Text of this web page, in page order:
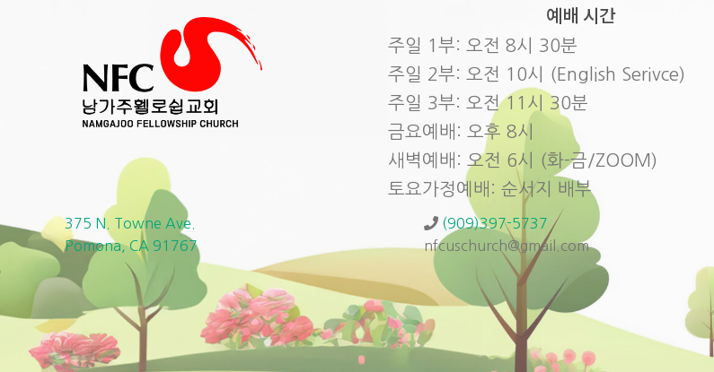
예배 시간
주일 1부: 오전 8시 30분
주일 2부: 오전 10시 (English Serivce)
주일 3부: 오전 11시 30분
금요예배: 오후 8시
새벽예배: 오전 6시 (화-금/ZOOM)
토요가정예배: 순서지 배부
375 N. Towne Ave.
Pomona, CA 91767
(909)397-5737
nfcuschurch@gmail.com